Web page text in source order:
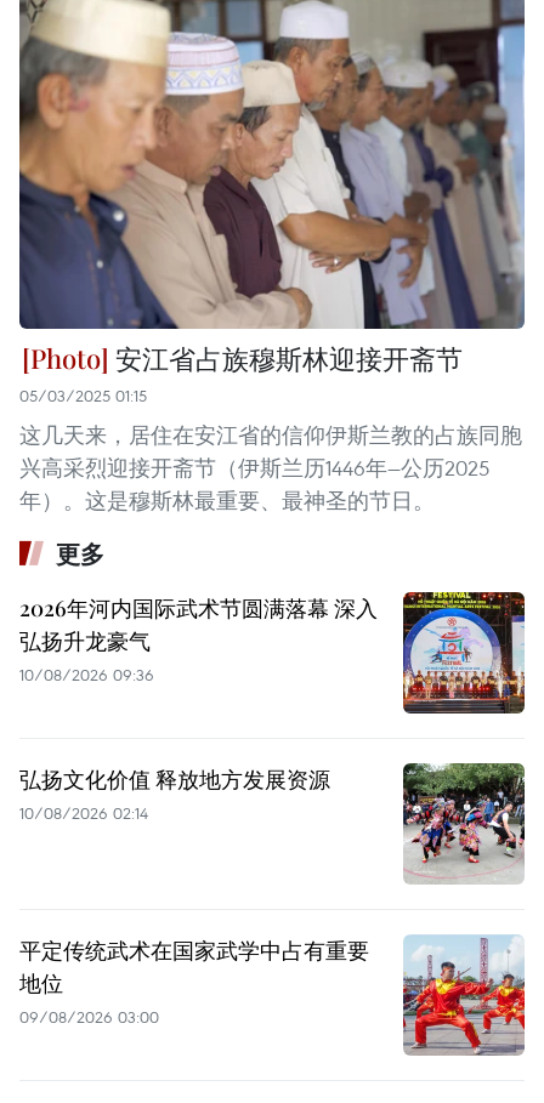
安江省占族穆斯林迎接开斋节
05/03/2025 01:15
这几天来，居住在安江省的信仰伊斯兰教的占族同胞
兴高采烈迎接开斋节（伊斯兰历1446年—公历2025
年）。这是穆斯林最重要、最神圣的节日。
更多
2026年河内国际武术节圆满落幕 深入
弘扬升龙豪气
10/08/2026 09:36
弘扬文化价值 释放地方发展资源
10/08/2026 02:14
平定传统武术在国家武学中占有重要
地位
09/08/2026 03:00